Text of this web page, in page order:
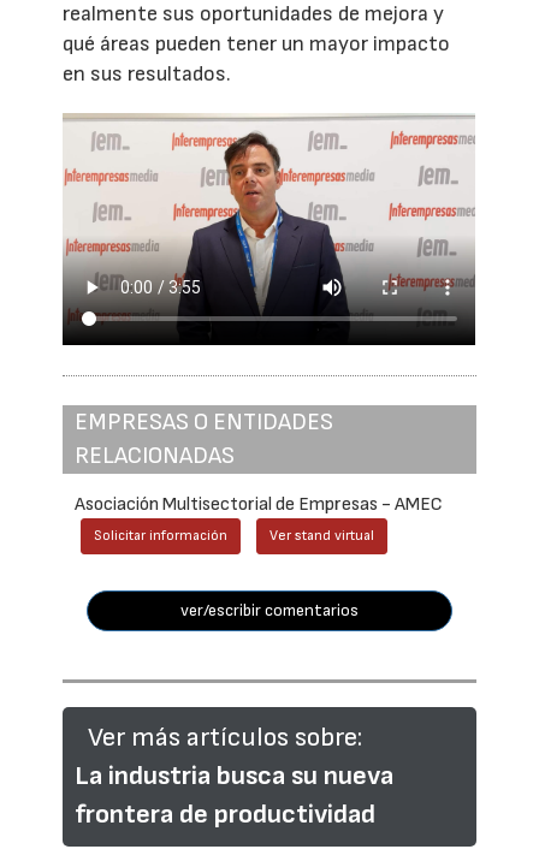
realmente sus oportunidades de mejora y
qué áreas pueden tener un mayor impacto
en sus resultados.
EMPRESAS O ENTIDADES
RELACIONADAS
Asociación Multisectorial de Empresas - AMEC
Solicitar información Ver stand virtual
ver/escribir comentarios
Ver más artículos sobre:
La industria busca su nueva
frontera de productividad